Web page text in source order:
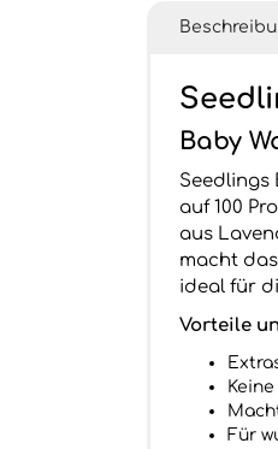
Baby
Seedlings
auf 100
aus
macht
ideal für
Vorteile
Für